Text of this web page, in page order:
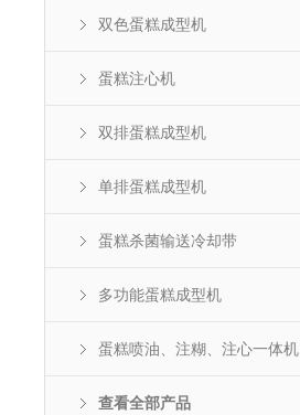
双色蛋糕成型机
蛋糕注心机
双排蛋糕成型机
单排蛋糕成型机
蛋糕杀菌输送冷却带
多功能蛋糕成型机
蛋糕喷油、注糊、注心一体机
查看全部产品